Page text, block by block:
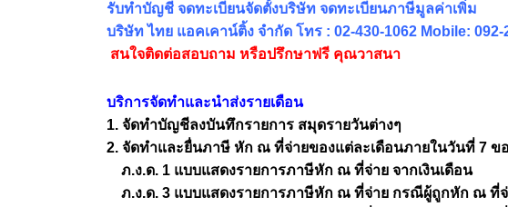
รับทำบัญชี จดทะเบียนจัดตั้งบริษัท จดทะเบียนภาษีมูลค่าเพิ่ม
บริษัท ไทย แอคเคาน์ติ้ง จำกัด โทร : 02-430-1062 Mobile: 092-
สนใจติดต่อสอบถาม หรือปรึกษาฟรี คุณวาสนา
บริการจัดทำและนำส่งรายเดือน
1. จัดทำบัญชีลงบันทึกรายการ สมุดรายวันต่างๆ
2. จัดทำและยื่นภาษี หัก ณ ที่จ่ายของแต่ละเดือนภายในวันที่ 7 ข
ภ.ง.ด. 1 แบบแสดงรายการภาษีหัก ณ ที่จ่าย จากเงินเดือน
ภ.ง.ด. 3 แบบแสดงรายการภาษีหัก ณ ที่จ่าย กรณีผู้ถูกหัก ณ ที่